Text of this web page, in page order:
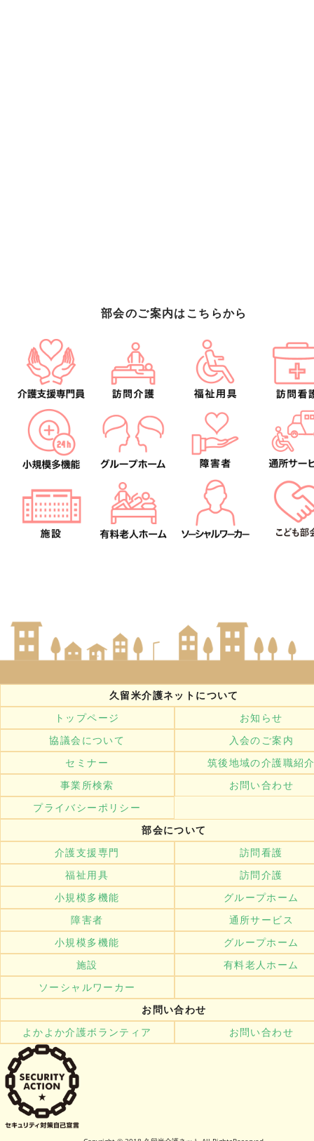
部会のご案内はこちらから
久留米介護ネットについて
トップページ
お知らせ
協議会について
入会のご案内
セミナー
筑後地域の介護職紹
事業所検索
お問い合わせ
プライバシーポリシー
部会について
介護支援専門
訪問看護
福祉用具
訪問介護
小規模多機能
グループホーム
障害者
通所サービス
小規模多機能
グループホーム
施設
有料老人ホーム
ソーシャルワーカー
お問い合わせ
よかよか介護ボランティア
お問い合わせ